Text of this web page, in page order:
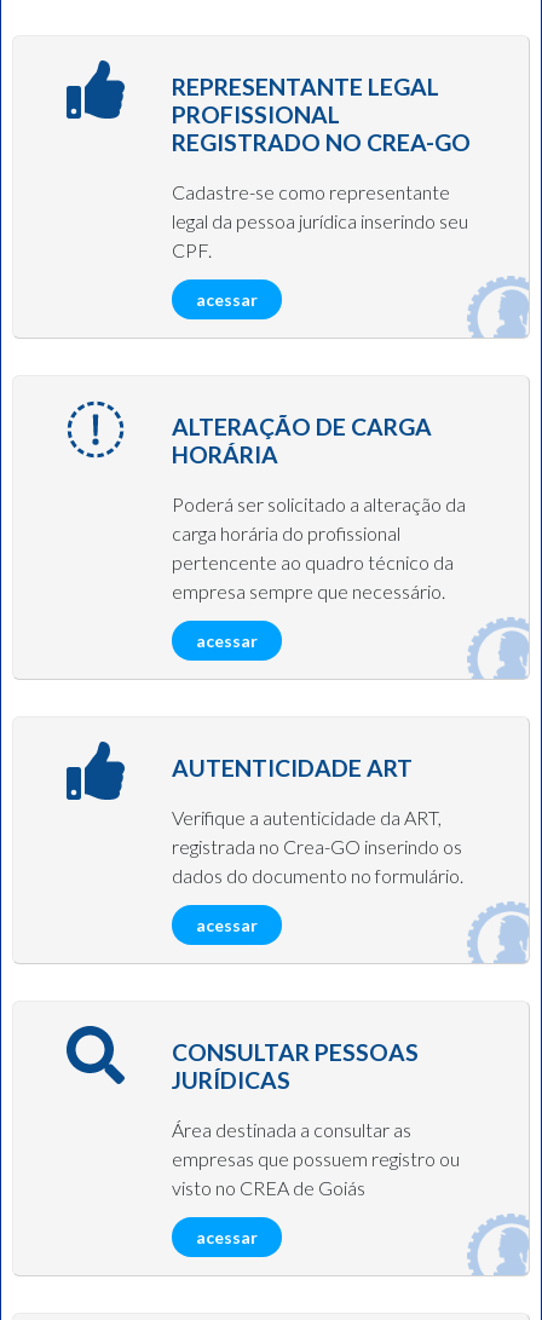
REPRESENTANTE LEGAL
PROFISSIONAL
REGISTRADO NO CREA-GO
Cadastre-se como representante
legal da pessoa jurídica inserindo seu
CPF.
acessar
ALTERAÇÃO DE CARGA
HORÁRIA
Poderá ser solicitado a alteração da
carga horária do profissional
pertencente ao quadro técnico da
empresa sempre que necessário.
acessar
AUTENTICIDADE ART
Verifique a autenticidade da ART,
registrada no Crea-GO inserindo os
dados do documento no formulário.
acessar
CONSULTAR PESSOAS
JURÍDICAS
Área destinada a consultar as
empresas que possuem registro ou
visto no CREA de Goiás
acessar